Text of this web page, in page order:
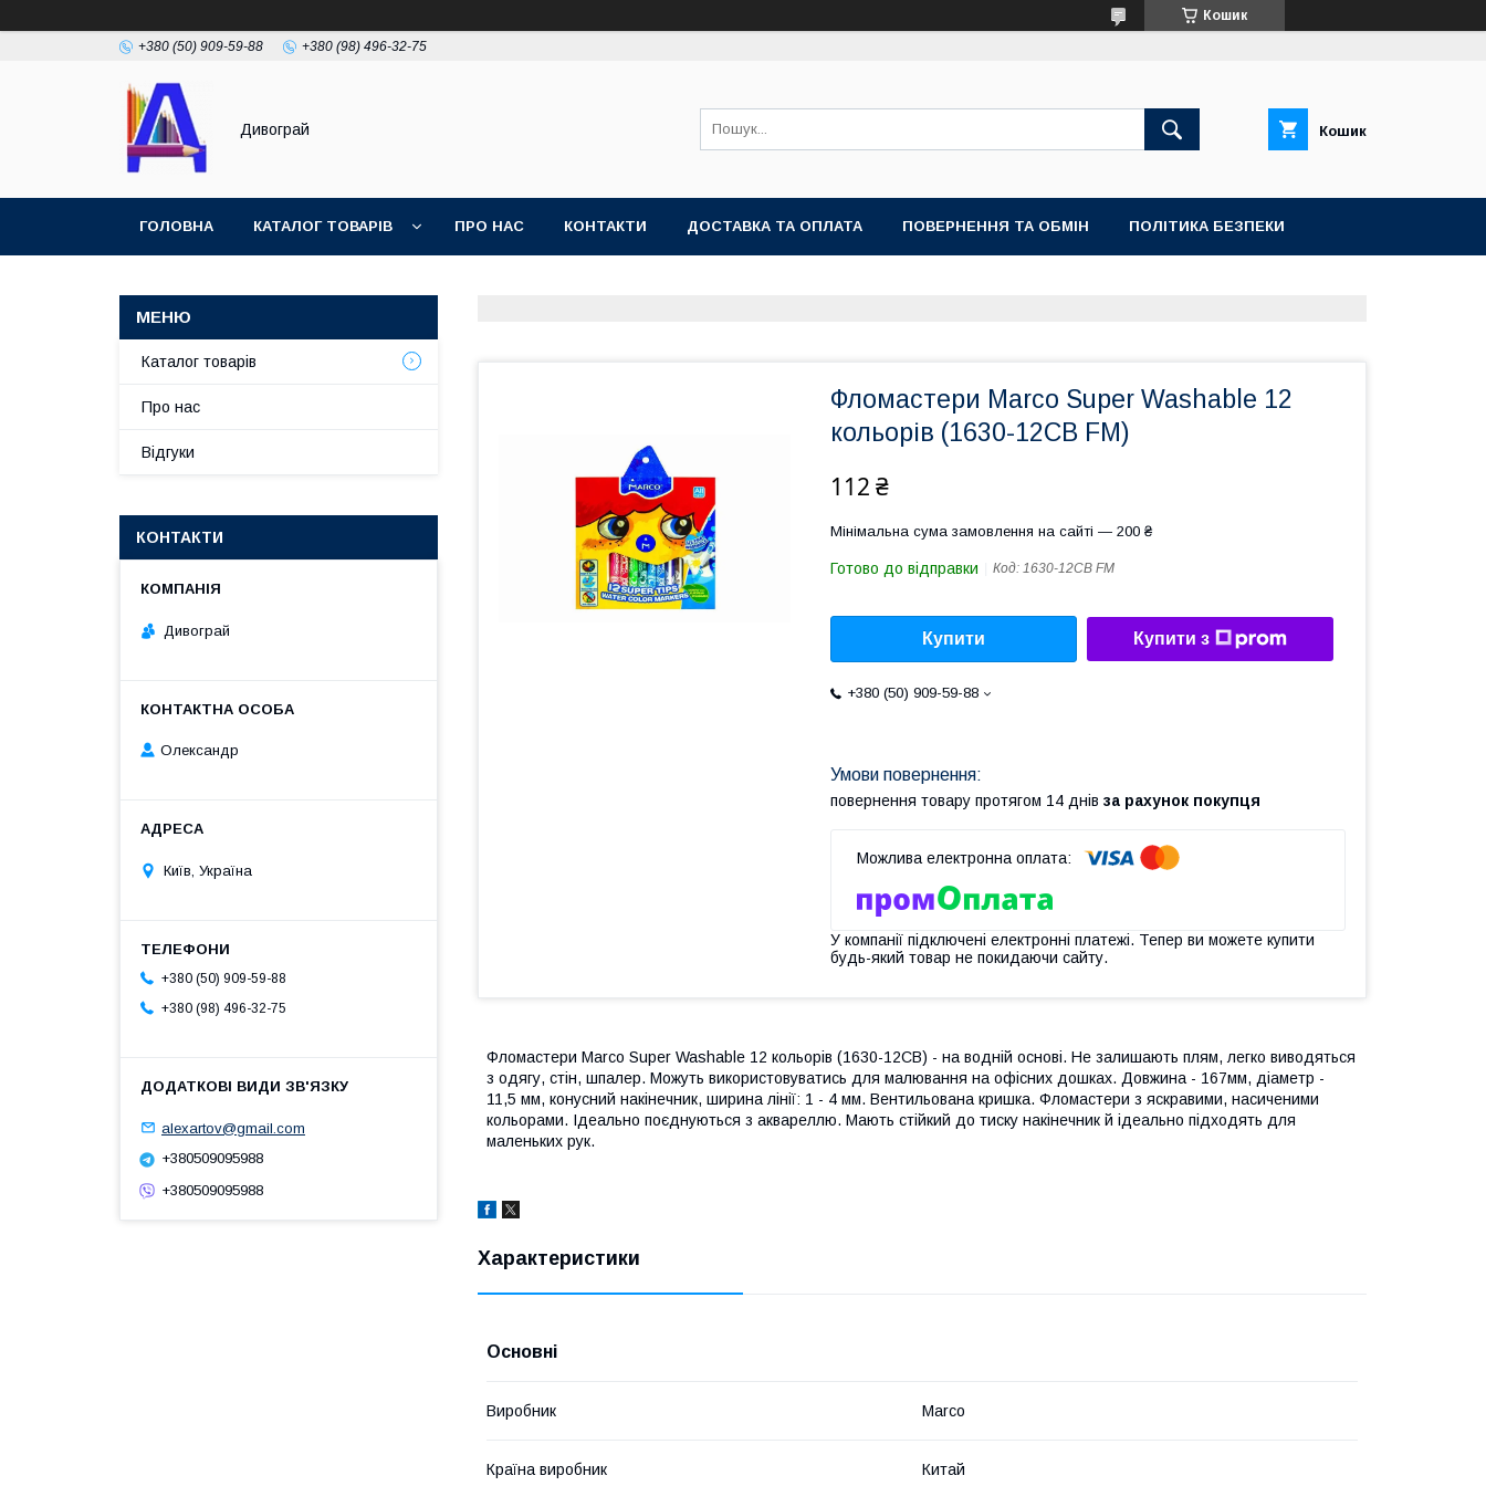
Кошик
+380 (50) 909-59-88 +380 (98) 496-32-75
Дивограй Кошик
ГОЛОВНА КАТАЛОГ ТОВАРІВ ПРО НАС КОНТАКТИ ДОСТАВКА ТА ОПЛАТА ПОВЕРНЕННЯ ТА ОБМІН ПОЛІТИКА БЕЗПЕКИ
Фломастери Marco Super Washable 12
кольорів (1630-12CB FM)
112 ₴
Мінімальна сума замовлення на сайті — 200 ₴
Готово до відправки Код: 1630-12CB FM
Купити Купити з
+380 (50) 909-59-88
повернення товару протягом 14 днів за рахунок покупця
У компанії підключені електронні платежі. Тепер ви можете купити
будь-який товар не покидаючи сайту.
Фломастери Marco Super Washable 12 кольорів (1630-12CB) - на водній основі. Не залишають плям, легко виводяться
з одягу, стін, шпалер. Можуть використовуватись для малювання на офісних дошках. Довжина - 167мм, діаметр -
11,5 мм, конусний накінечник, ширина лінії: 1 - 4 мм. Вентильована кришка. Фломастери з яскравими, насиченими
кольорами. Ідеально поєднуються з аквареллю. Мають стійкий до тиску накінечник й ідеально підходять для
маленьких рук.
Характеристики
Основні
Виробник Marco
Країна виробник Китай
Каталог товарів
Про нас
Відгуки
КОНТАКТИ
Дивограй
Олександр
Київ, Україна
+380 (50) 909-59-88
+380 (98) 496-32-75
alexartov@gmail.com
+380509095988
+380509095988